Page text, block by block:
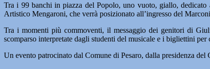
Tra i 99 banchi in piazza del Popolo, uno vuoto, giallo, dedicato
Artistico Mengaroni, che verrà posizionato all’ingresso del
Tra i momenti più commoventi, il messaggio dei genitori di
scomparso interpretate dagli studenti del musicale e i bigliettini
Un evento patrocinato dal Comune di Pesaro, dalla presidenza del